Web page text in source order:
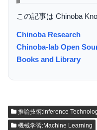
この記事は Chinoba
Chinoba Research
Chinoba-lab Open
Books and Library
推論技術:inference
機械学習:Machine Learning